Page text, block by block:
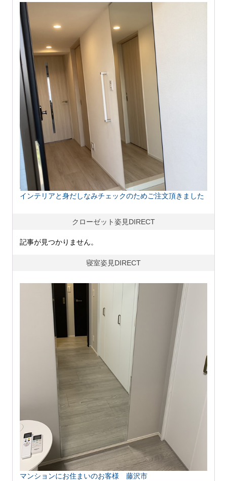
インテリアと身だしなみチェックのためご注文頂きました
クローゼット姿見DIRECT
記事が見つかりません。
寝室姿見DIRECT
マンションにお住まいのお客様 藤沢市